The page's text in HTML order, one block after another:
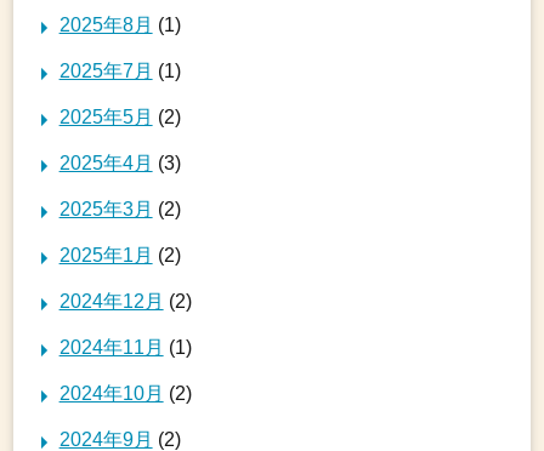
2025年8月 (1)
2025年7月 (1)
2025年5月 (2)
2025年4月 (3)
2025年3月 (2)
2025年1月 (2)
2024年12月 (2)
2024年11月 (1)
2024年10月 (2)
2024年9月 (2)